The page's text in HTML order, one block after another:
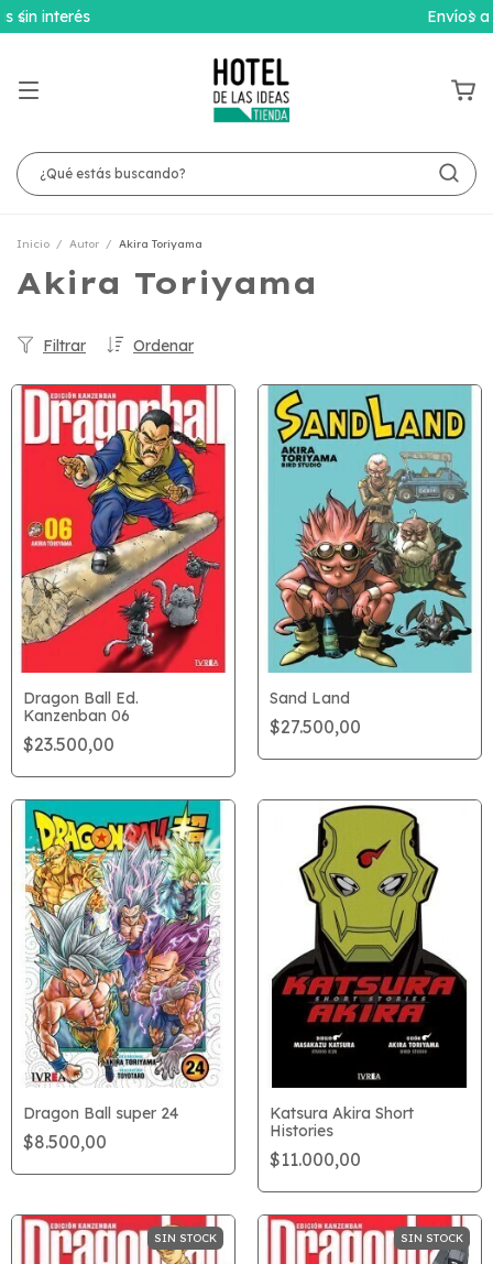
Inicio / Autor / Akira Toriyama
Akira Toriyama
Ordenar
Filtrar
Dragon Ball Ed.
Kanzenban 06
$23.500,00
Sand Land
$27.500,00
Dragon Ball super 24
$8.500,00
Katsura Akira Short
Histories
$11.000,00
SIN STOCK SIN STOCK